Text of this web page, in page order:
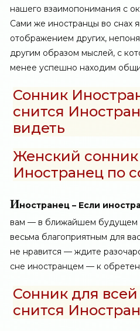
нашего взаимопонимания с
Сами же иностранцы во снах
отображением других,
другим образом мыслей, с
менее успешно находим
Сонник
снится
видеть
Женский сонник
Иностранец по
Иностранец – Если
вам — в ближайшем будущем
весьма благоприятным для
не нравится — ждите
сне иностранцем — к
Сонник для
снится